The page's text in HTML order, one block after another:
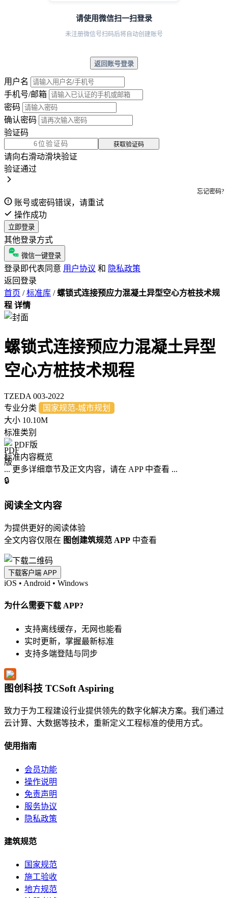
请使用微信扫一扫登录
未注册微信号扫码后将自动创建账号
返回账号登录
用户名
手机号/邮箱
密码
确认密码
验证码
获取验证码
请向右滑动滑块验证
验证通过
忘记密码?
账号或密码错误，请重试
操作成功
立即登录
其他登录方式
微信一键登录
登录即代表同意 用户协议 和 隐私政策
返回登录
首页 / 标准库 / 螺锁式连接预应力混凝土异型空心方桩技术规
程 详情
螺锁式连接预应力混凝土异型
空心方桩技术规程
TZEDA 003-2022
专业分类
国家规范-城市规划
大小 10.10M
标准类别
PDF版
标准内容概览
... 更多详细章节及正文内容，请在 APP 中查看 ...
🔒
阅读全文内容
为提供更好的阅读体验
全文内容仅限在 图创建筑规范 APP 中查看
下载客户端 APP
iOS • Android • Windows
为什么需要下载 APP?
支持离线缓存，无网也能看
实时更新，掌握最新标准
支持多端登陆与同步
图创科技 TCSoft Aspiring
致力于为工程建设行业提供领先的数字化解决方案。我们通过
云计算、大数据等技术，重新定义工程标准的使用方式。
使用指南
会员功能
操作说明
免责声明
服务协议
隐私政策
建筑规范
国家规范
施工验收
地方规范